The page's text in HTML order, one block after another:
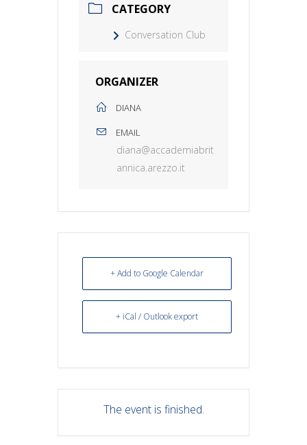
CATEGORY
Conversation Club
ORGANIZER
DIANA
EMAIL
diana@accademiabrit
annica.arezzo.it
+ Add to Google Calendar
+ iCal / Outlook export
The event is finished.